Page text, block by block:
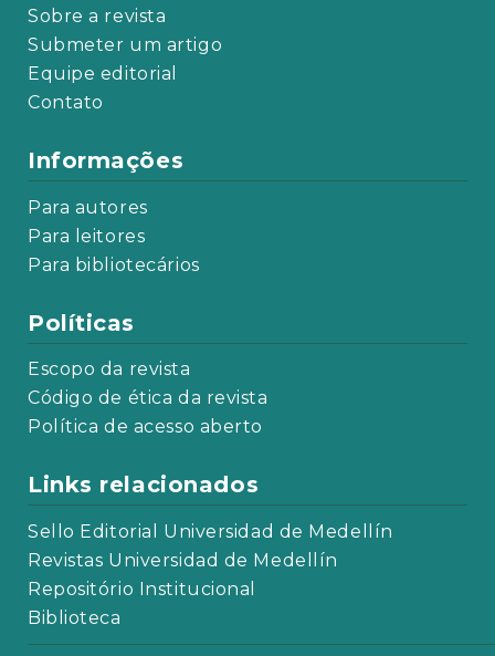
Sobre a revista
Submeter um artigo
Equipe editorial
Contato
Informações
Para autores
Para leitores
Para bibliotecários
Políticas
Escopo da revista
Código de ética da revista
Política de acesso aberto
Links relacionados
Sello Editorial Universidad de Medellín
Revistas Universidad de Medellín
Repositório Institucional
Biblioteca